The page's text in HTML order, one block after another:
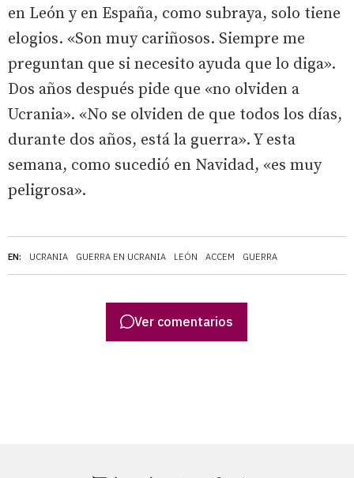
EN: UCRANIA GUERRA EN UCRANIA LEÓN ACCEM GUERRA
en León y en España, como subraya, solo tiene
elogios. «Son muy cariñosos. Siempre me
preguntan que si necesito ayuda que lo diga».
Dos años después pide que «no olviden a
Ucrania». «No se olviden de que todos los días,
durante dos años, está la guerra». Y esta
semana, como sucedió en Navidad, «es muy
peligrosa».
Ver comentarios